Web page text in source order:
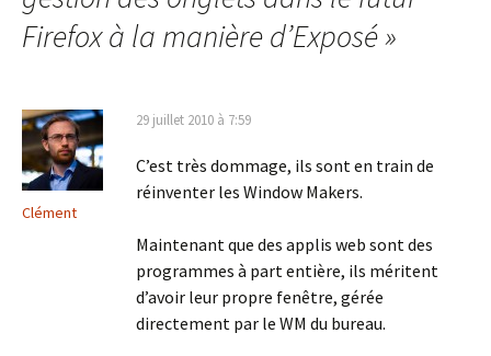
Firefox à la manière d’Exposé»
Clément
29 juillet 2010 à 7:59
C’est très dommage, ils sont en train de
réinventer les Window Makers.
Maintenant que des applis web sont des
programmes à part entière, ils méritent
d’avoir leur propre fenêtre, gérée
directement par le WM du bureau.